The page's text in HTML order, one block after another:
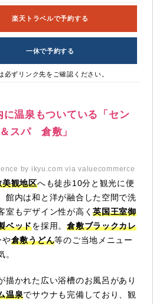
楽天トラベルで予約する
一休で予約する
ずリンク先をご確認ください。
温泉もついている「セン
スパ 倉敷」
by ikyu.com via valuecommerce
美観地区へも徒歩10分と観光に便
館内は和と洋が融合した空間で洗
室もデザイン性が高く英国王室御
ベッドを採用。倉敷ブラックカレ
や倉敷うどん等のご当地メニュー
。
描かれた広い浴槽のお風呂があり
温泉でサウナも完備しており、観